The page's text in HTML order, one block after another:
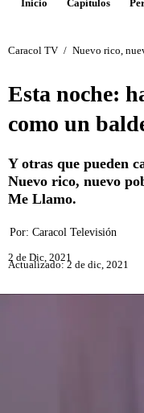
Inicio Capítulos
Caracol TV / Nuevo rico,
Esta noche:
como un
Y otras que pueden
Nuevo rico, nuevo
Me Llamo.
Por: Caracol Televisión
2 de Dic, 2021
Actualizado: 2 de dic, 2021